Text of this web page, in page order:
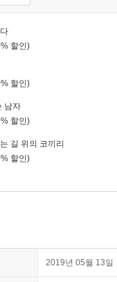
할인)
할인)
남자
할인)
길 위의 코끼리
할인)
2019년 05월 13일